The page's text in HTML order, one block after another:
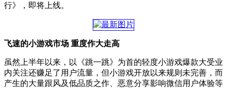
行》，即将上线。
飞速的小游戏市场 重度作大走高
虽然上半年以来，以《跳一跳》为首的轻度小游戏爆款大受业
内关注还赚足了用户流量，但小游戏开放以来规则未完善，而
产生的大量跟风及低品质之作、恶意分享影响微信用户体验等